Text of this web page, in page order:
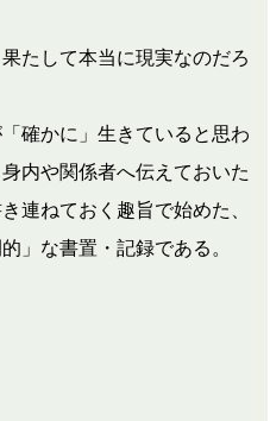
たして本当に現実なのだろ
確かに」生きていると思わ
内や関係者へ伝えておいた
連ねておく趣旨で始めた、
」な書置・記録である。